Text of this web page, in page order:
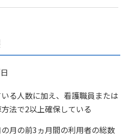
る人数に加え、看護職員または
法で2以上確保している
月の前3ヵ月間の利用者の総数